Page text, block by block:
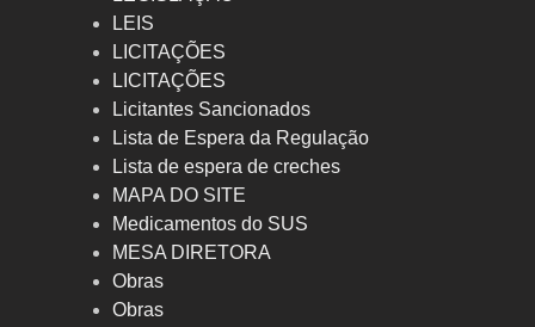
LEIS
LICITAÇÕES
LICITAÇÕES
Licitantes Sancionados
Lista de Espera da Regulação
Lista de espera de creches
MAPA DO SITE
Medicamentos do SUS
MESA DIRETORA
Obras
Obras